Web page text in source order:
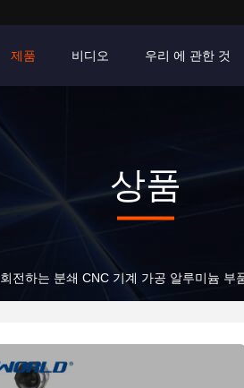
제품 비디오 우리 에 관한 것
상품
전하는 분쇄 CNC 기계 가공 알루미늄 부